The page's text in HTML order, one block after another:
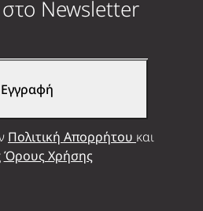
Newsletter
Πολιτική Απορρήτου και
Όρους Χρήσης